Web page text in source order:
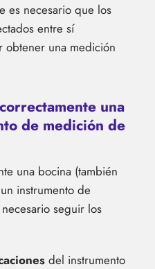
es necesario que los
entre sí
obtener una medición
una
de medición de
una bocina (también
instrumento de
seguir los
del instrumento